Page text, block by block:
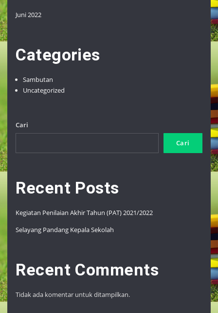
Juni 2022
Categories
Sambutan
Uncategorized
Cari
Cari
Recent Posts
Kegiatan Penilaian Akhir Tahun (PAT) 2021/2022
Selayang Pandang Kepala Sekolah
Recent Comments
Tidak ada komentar untuk ditampilkan.